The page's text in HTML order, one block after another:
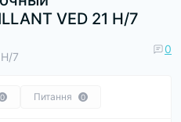
VED 21 H/7
7
0
0 Питання 0